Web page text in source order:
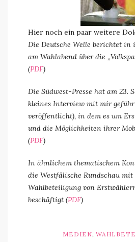
Hier noch ein paar weitere
Die Deutsche Welle berichtet in
am Wahlabend über die
(PDF)
Die Südwest-Presse hat am 23.
kleines Interview mit mir
veröffentlicht), in dem es um
und die Möglichkeiten ihrer
(PDF)
In ähnlichem thematischem
die Westfälische Rundschau mit
Wahlbeteiligung von
beschäftigt (PDF)
MEDIEN,